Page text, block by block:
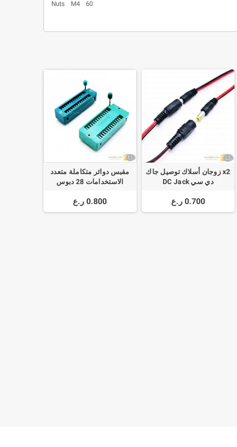
Nuts M4 60
x2 زوجان أسلاك توصيل جاك
دي سي DC Jack
0.700 ر.ع
مقبس دوائر متكاملة متعدد
الاستخدامات 28 دبوس
Narrow - Wide
0.800 ر.ع